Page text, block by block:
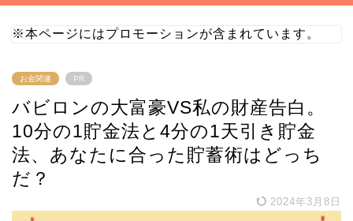
※本ページにはプロモーションが含まれています。
お金関連 PR
バビロンの大富豪VS私の財産告白。
10分の1貯金法と4分の1天引き貯金
法、あなたに合った貯蓄術はどっち
だ？
2024年3月8日